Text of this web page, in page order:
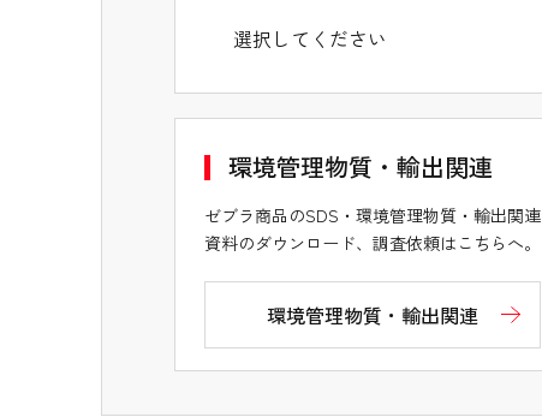
環境管理物質・輸出関連
ゼブラ商品のSDS・環境管理物質・輸出関連
資料のダウンロード、調査依頼はこちらへ。
環境管理物質・輸出関連